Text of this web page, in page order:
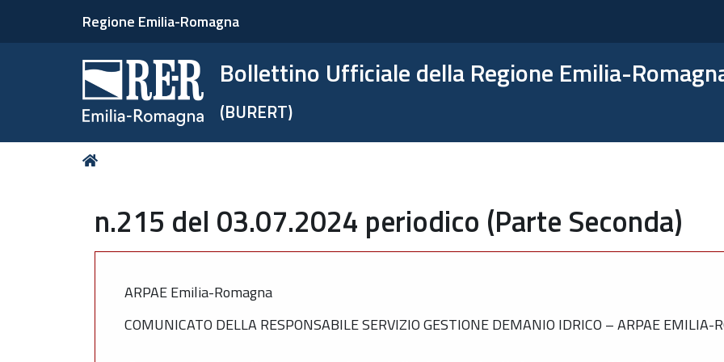
Regione Emilia-Romagna
Bollettino Ufficiale della Regione Emilia-
(BURERT)
Tu
n.215 del 03.07.2024 periodico (Parte Seconda)
ARPAE Emilia-Romagna
COMUNICATO DELLA RESPONSABILE SERVIZIO GESTIONE DEMANIO IDRICO – ARPAE EMILIA-